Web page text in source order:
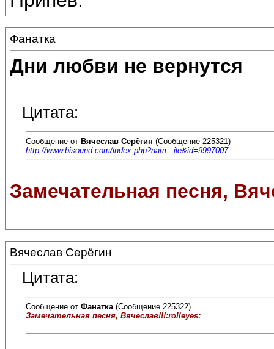
Фанатка
Дни любви не вернутся
Цитата:
Сообщение от Вячеслав Серёгин (Сообщение 225321)
http://www.bisound.com/index.php?nam...ile&id=9997007
Замечательная песня,
Вячеслав Серёгин
Цитата:
Сообщение от Фанатка (Сообщение 225322)
Замечательная песня, Вячеслав!!!:rolleyes: